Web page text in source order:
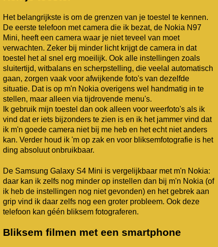
Het belangrijkste is om de grenzen van je toestel te kennen.
De eerste telefoon met camera die ik bezat, de Nokia N97
Mini, heeft een camera waar je niet teveel van moet
verwachten. Zeker bij minder licht krijgt de camera in dat
toestel het al snel erg moeilijk. Ook alle instellingen zoals
sluitertijd, witbalans en scherpstelling, die veelal automatisch
gaan, zorgen vaak voor afwijkende foto's van dezelfde
situatie. Dat is op m'n Nokia overigens wel handmatig in te
stellen, maar alleen via tijdrovende menu's.
Ik gebruik mijn toestel dan ook alleen voor weerfoto's als ik
vind dat er iets bijzonders te zien is en ik het jammer vind dat
ik m'n goede camera niet bij me heb en het echt niet anders
kan. Verder houd ik 'm op zak en voor bliksemfotografie is het
ding absoluut onbruikbaar.
De Samsung Galaxy S4 Mini is vergelijkbaar met m'n Nokia:
daar kan ik zelfs nog minder op instellen dan bij m'n Nokia (of
ik heb de instellingen nog niet gevonden) en het gebrek aan
grip vind ik daar zelfs nog een groter probleem. Ook deze
telefoon kan géén bliksem fotograferen.
Bliksem filmen met een smartphone